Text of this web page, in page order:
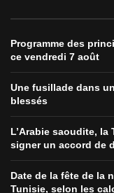
Programme des
ce vendredi 7 août
Une fusillade dans
blessés
L’Arabie saoudite, la
signer un accord de
Date de la fête de la
Tunisie, selon les